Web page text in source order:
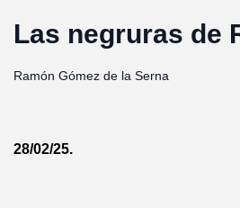
Las negruras de
Ramón Gómez de la Serna
28/02/25.